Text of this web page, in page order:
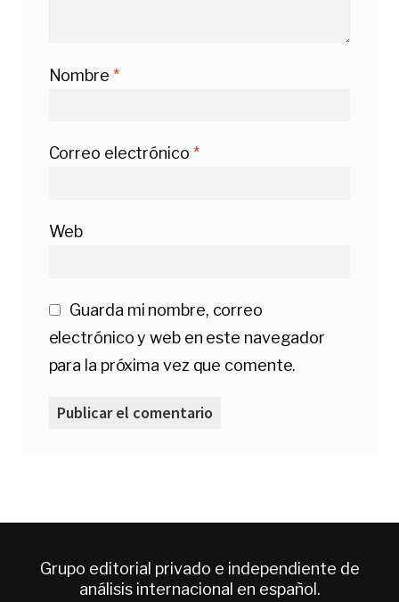
Nombre *
Correo electrónico *
Web
Guarda mi nombre, correo
electrónico y web en este navegador
para la próxima vez que comente.
Grupo editorial privado e independiente de
análisis internacional en español.